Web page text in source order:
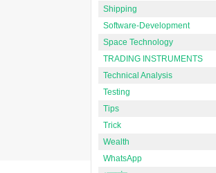
Shipping
Software-Development
Space Technology
TRADING INSTRUMENTS
Technical Analysis
Testing
Tips
Trick
Wealth
WhatsApp